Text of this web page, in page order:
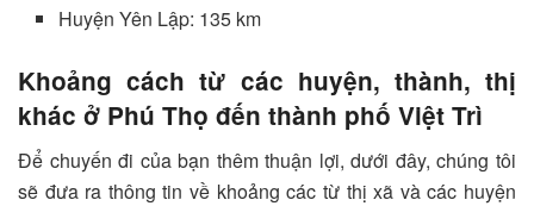
Huyện Yên Lập: 135 km
Khoảng cách từ các huyện, thành, thị
khác ở Phú Thọ đến thành phố Việt Trì
Để chuyến đi của bạn thêm thuận lợi, dưới đây, chúng tôi
sẽ đưa ra thông tin về khoảng các từ thị xã và các huyện